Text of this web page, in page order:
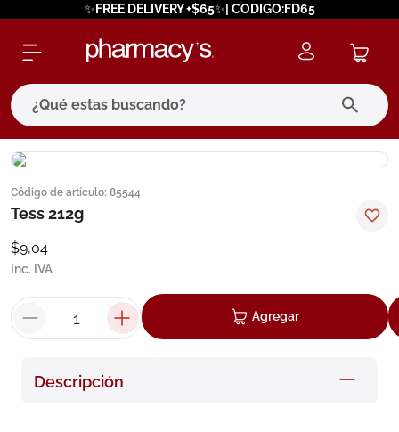
✨FREE DELIVERY +$65✨| CODIGO:FD65
¿Qué estas buscando?
Código de artículo: 85544
Tess 212g
$9,04
Inc. IVA
Agregar
Descripción
términos más buscados
1. eucerin
3
cerave
7. isdin